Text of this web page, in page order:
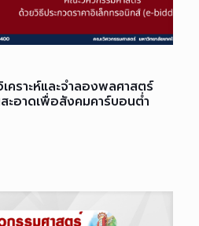
คราะห์และจำลองพลศาสตร์
ะอาดเพื่อสังคมคาร์บอนต่ำ